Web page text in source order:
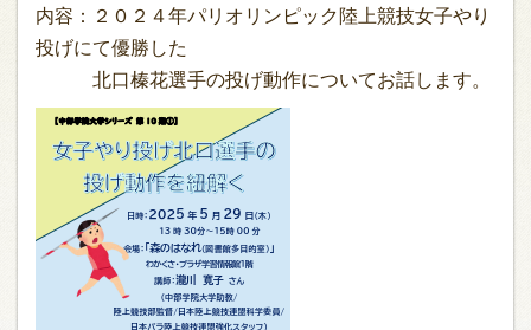
内容：２０２４年パリオリンピック陸上競技女子やり
投げにて優勝した
北口榛花選手の投げ動作についてお話します。